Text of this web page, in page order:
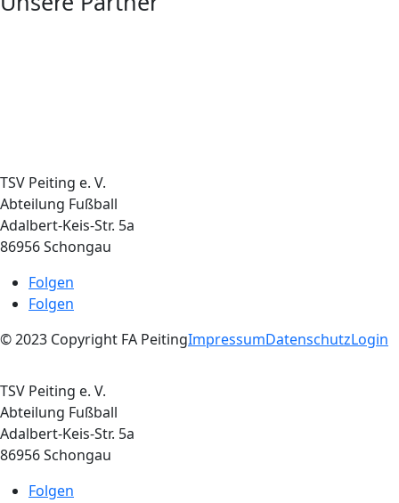
TSV Peiting e. V.
Abteilung Fußball
Adalbert-Keis-Str. 5a
86956 Schongau
Folgen
Folgen
© 2023 Copyright FA PeitingImpressumDatenschutzLogin
TSV Peiting e. V.
Abteilung Fußball
Adalbert-Keis-Str. 5a
86956 Schongau
Folgen